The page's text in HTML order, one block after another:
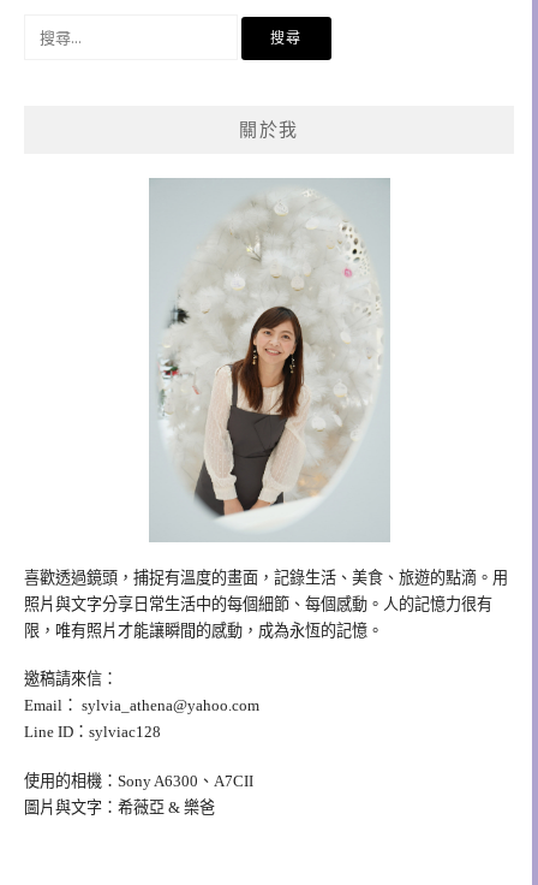
關於我
喜歡透過鏡頭，捕捉有溫度的畫面，記錄生活、美食、旅遊的點滴。用
照片與文字分享日常生活中的每個細節、每個感動。人的記憶力很有
限，唯有照片才能讓瞬間的感動，成為永恆的記憶。
邀稿請來信：
Email： sylvia_athena@yahoo.com
Line ID：sylviac128
使用的相機：Sony A6300、A7CII
圖片與文字：希薇亞 & 樂爸